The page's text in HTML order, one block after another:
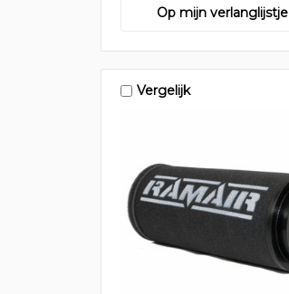
Op mijn verlanglijstje
Vergelijk